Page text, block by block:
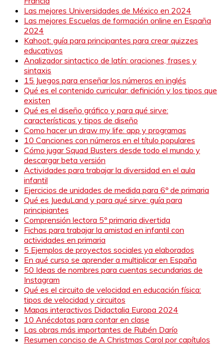
Las mejores Universidades de México en 2024
Las mejores Escuelas de formación online en España
2024
Kahoot: guía para principantes para crear quizzes
educativos
Analizador sintactico de latín: oraciones, frases y
sintaxis
15 Juegos para enseñar los números en inglés
Qué es el contenido curricular: definición y los tipos que
existen
Qué es el diseño gráfico y para qué sirve:
características y tipos de diseño
Como hacer un draw my life: app y programas
10 Canciones con números en el título populares
Cómo jugar Squad Busters desde todo el mundo y
descargar beta versión
Actividades para trabajar la diversidad en el aula
infantil
Ejercicios de unidades de medida para 6º de primaria
Qué es JueduLand y para qué sirve: guía para
principiantes
Comprensión lectora 5º primaria divertida
Fichas para trabajar la amistad en infantil con
actividades en primaria
5 Ejemplos de proyectos sociales ya elaborados
En qué curso se aprender a multiplicar en España
50 Ideas de nombres para cuentas secundarias de
Instagram
Qué es el circuito de velocidad en educación física:
tipos de velocidad y circuitos
Mapas interactivos Didactalia Europa 2024
10 Anécdotas para contar en clase
Las obras más importantes de Rubén Darío
Resumen conciso de A Christmas Carol por capítulos